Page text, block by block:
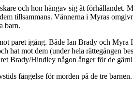
och hon hängav sig åt förhållandet.
tillsammans. Vännerna i Myras
barn.
paret igång. Både Ian Brady och
hat mot dem (under hela rättegången
Brady/Hindley någon ånger för de
fängelse för morden på de tre